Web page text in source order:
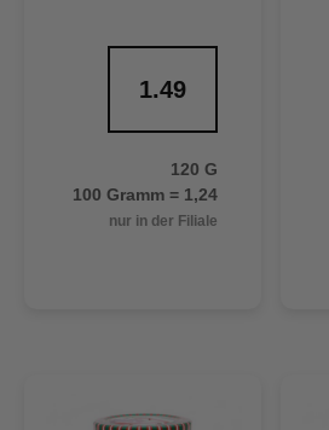
1.49
120 G
100 Gramm = 1,24
nur in der Filiale